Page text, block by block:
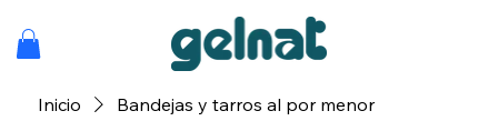
Inicio Bandejas y tarros al por menor